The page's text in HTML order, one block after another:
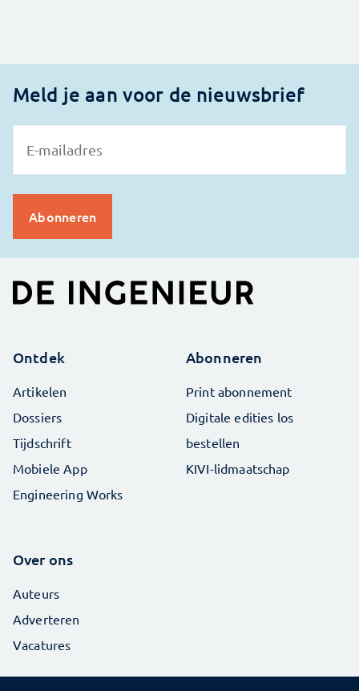
Meld je aan voor de nieuwsbrief
Ontdek
Artikelen
Dossiers
Tijdschrift
Mobiele App
Engineering Works
Abonneren
Print abonnement
Digitale edities los
bestellen
KIVI-lidmaatschap
Over ons
Auteurs
Adverteren
Vacatures